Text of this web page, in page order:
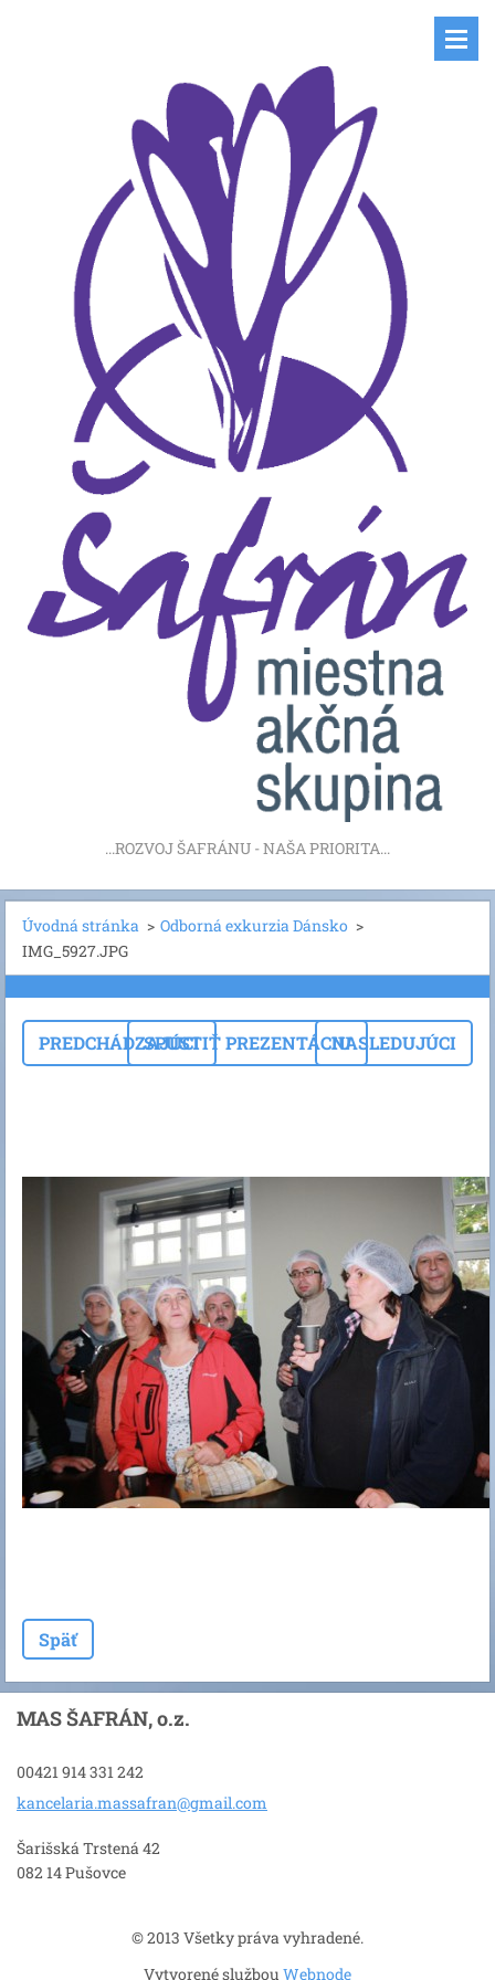
...ROZVOJ ŠAFRÁNU - NAŠA PRIORITA...
Úvodná stránka > Odborná exkurzia Dánsko >
IMG_5927.JPG
PREDCHÁDZAJÚCISPUSTIŤ PREZENTÁCIUNASLEDUJÚCI
Späť
MAS ŠAFRÁN, o.z.
00421 914 331 242
kancelaria.massafran@gmail.com
Šarišská Trstená 42
082 14 Pušovce
© 2013 Všetky práva vyhradené.
Vytvorené službou Webnode